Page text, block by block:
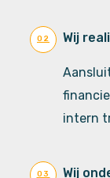
02 Wij
intern
03 Wij